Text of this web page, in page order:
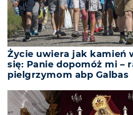
Życie uwiera jak kamień
się: Panie dopomóż mi –
pielgrzymom abp Galbas